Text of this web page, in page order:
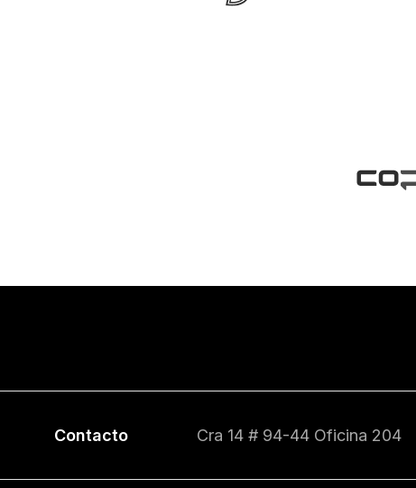
Contacto Cra 14 # 94-44 Oficina 204